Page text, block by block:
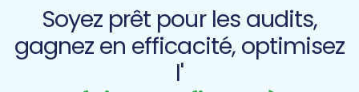
Soyez prêt pour les audits,
gagnez en efficacité, optimisez
l'